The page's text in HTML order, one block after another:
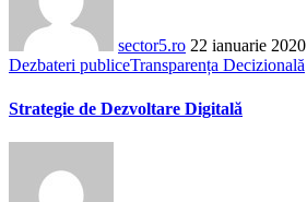
sector5.ro 22 ianuarie 2020
Dezbateri publiceTransparența Decizională
Strategie de Dezvoltare Digitală